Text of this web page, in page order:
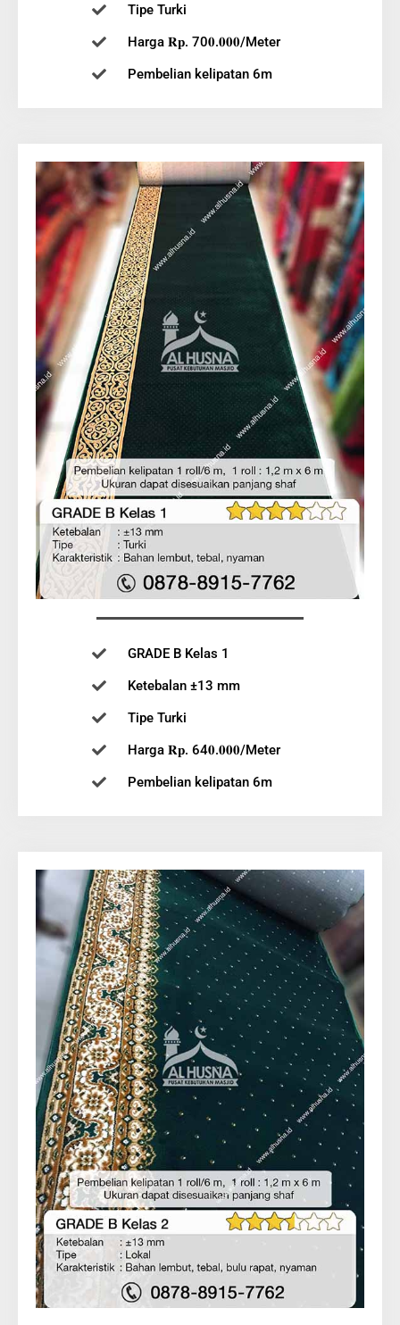
Tipe Turki
Harga 𝐑𝐩. 70𝟎.𝟎𝟎𝟎/Meter
Pembelian kelipatan 6m
GRADE B Kelas 1
Ketebalan ±13 mm
Tipe Turki
Harga 𝐑𝐩. 64𝟎.𝟎𝟎𝟎/Meter
Pembelian kelipatan 6m